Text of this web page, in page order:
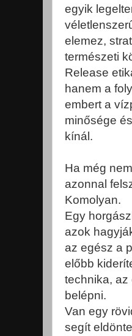
egyik
elemez,
természeti
Release
hanem a
embert a
minősége
kínál.
Ha még
azonnal
Komolyan.
Egy
azok
az egész a
előbb
technika, az
belépni.
Van egy
segít